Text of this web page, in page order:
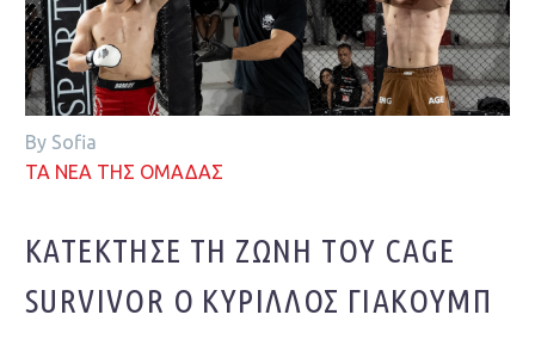
By Sofia
ΤΑ ΝΕΑ ΤΗΣ ΟΜΑΔΑΣ
ΚΑΤΈΚΤΗΣΕ ΤΗ ΖΏΝΗ ΤΟΥ CAGE
SURVIVOR Ο ΚΎΡΙΛΛΟΣ ΓΙΑΚΟΎΜΠ